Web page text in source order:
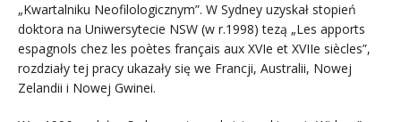
„Kwartalniku Neofilologicznym”. W Sydney uzyskał stopień
doktora na Uniwersytecie NSW (w r.1998) tezą „Les apports
espagnols chez les poètes français aux XVIe et XVIIe siècles”,
rozdziały tej pracy ukazały się we Francji, Australii, Nowej
Zelandii i Nowej Gwinei.